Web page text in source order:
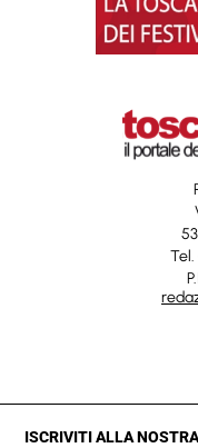
Tel.
ISCRIVITI ALLA